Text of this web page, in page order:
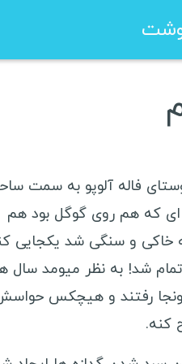
سفرنامه صربستان
فاله آلوپو به سمت
اى كه هم روى گوگل بود هم
خاكى و سنگى شد يكجايى
شد! به نظر ميومد سال
رفتند و هيچكس
كنه.